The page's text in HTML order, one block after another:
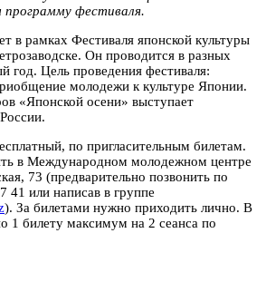
фестиваля.
в рамках Фестиваля японской культуры
Он проводится в разных
год. Цель проведения фестиваля:
молодежи к культуре Японии.
«Японской осени» выступает
по пригласительным билетам.
в Международном молодежном центре
73 (предварительно позвонить по
41 или написав в группе
). За билетами нужно приходить лично. В
1 билету максимум на 2 сеанса по